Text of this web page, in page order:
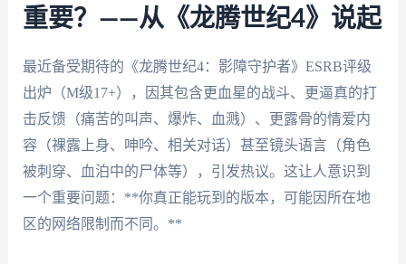
重要？——从《龙腾世纪4》说起
最近备受期待的《龙腾世纪4：影障守护者》ESRB评级
出炉（M级17+），因其包含更血星的战斗、更逼真的打
击反馈（痛苦的叫声、爆炸、血溅）、更露骨的情爱内
容（裸露上身、呻吟、相关对话）甚至镜头语言（角色
被刺穿、血泊中的尸体等），引发热议。这让人意识到
一个重要问题：**你真正能玩到的版本，可能因所在地
区的网络限制而不同。**